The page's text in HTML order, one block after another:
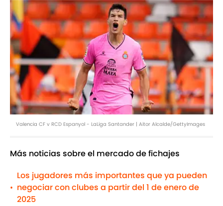
Valencia CF v RCD Espanyol - LaLiga Santander | Aitor Alcalde/GettyImages
Más noticias sobre el mercado de fichajes
•
Los jugadores más importantes que ya pueden
negociar con clubes a partir del 1 de enero de
2025